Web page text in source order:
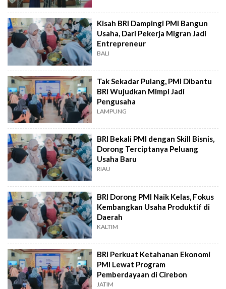
Kisah BRI Dampingi PMI Bangun
Usaha, Dari Pekerja Migran Jadi
Entrepreneur
BALI
Tak Sekadar Pulang, PMI Dibantu
BRI Wujudkan Mimpi Jadi
Pengusaha
LAMPUNG
BRI Bekali PMI dengan Skill Bisnis,
Dorong Terciptanya Peluang
Usaha Baru
RIAU
BRI Dorong PMI Naik Kelas, Fokus
Kembangkan Usaha Produktif di
Daerah
KALTIM
BRI Perkuat Ketahanan Ekonomi
PMI Lewat Program
Pemberdayaan di Cirebon
JATIM